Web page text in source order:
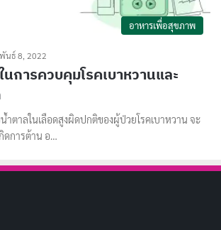
อาหารเพื่อสุขภาพ
นธ์ 8, 2022
การควบคุมโรคเบาหวานและ
ำตาลในเลือดสูงผิดปกติของผู้ป่วยโรคเบาหวาน จะ
ดการต้าน อ…